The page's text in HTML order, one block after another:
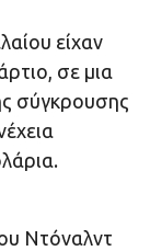
είχαν
σε μια
σύγκρουσης
Ντόναλντ